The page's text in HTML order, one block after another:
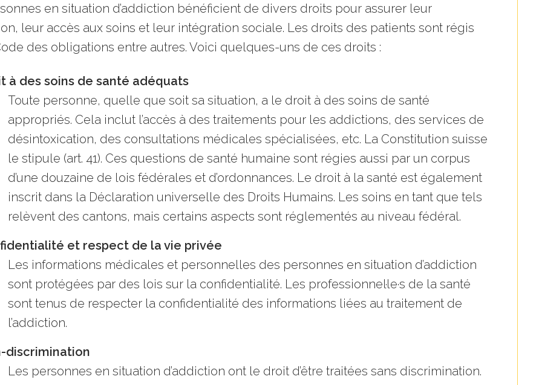
en situation d’addiction bénéficient de divers droits pour assurer leur
leur accès aux soins et leur intégration sociale. Les droits des patients sont régis
des obligations entre autres. Voici quelques-uns de ces droits :
à des soins de santé adéquats
Toute personne, quelle que soit sa situation, a le droit à des soins de santé
appropriés. Cela inclut l’accès à des traitements pour les addictions, des services de
désintoxication, des consultations médicales spécialisées, etc. La Constitution suisse
le stipule (art. 41). Ces questions de santé humaine sont régies aussi par un corpus
d’une douzaine de lois fédérales et d’ordonnances. Le droit à la santé est également
inscrit dans la Déclaration universelle des Droits Humains. Les soins en tant que tels
relèvent des cantons, mais certains aspects sont réglementés au niveau fédéral.
et respect de la vie privée
Les informations médicales et personnelles des personnes en situation d’addiction
sont protégées par des lois sur la confidentialité. Les professionnel·le·s de la santé
sont tenus de respecter la confidentialité des informations liées au traitement de
l’addiction.
discrimination
Les personnes en situation d’addiction ont le droit d’être traitées sans discrimination.